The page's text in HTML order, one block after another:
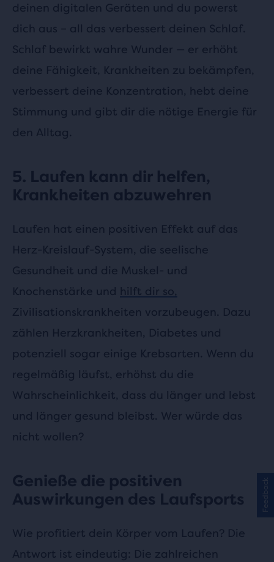
deinen digitalen Geräten und du powerst
dich aus – all das verbessert deinen Schlaf.
Schlaf bewirkt wahre Wunder — er erhöht
deine Fähigkeit, Krankheiten zu bekämpfen,
verbessert deine Konzentration, hebt deine
Stimmung und gibt dir die nötige Energie für
den Alltag.
5. Laufen kann dir helfen,
Krankheiten abzuwehren
Laufen hat einen positiven Effekt auf das
Herz-Kreislauf-System, die seelische
Gesundheit und die Muskel- und
Knochenstärke und hilft dir so,
Zivilisationskrankheiten vorzubeugen. Dazu
zählen Herzkrankheiten, Diabetes und
potenziell sogar einige Krebsarten. Wenn du
regelmäßig läufst, erhöhst du die
Wahrscheinlichkeit, dass du länger und lebst
und länger gesund bleibst. Wer würde das
nicht wollen?
Genieße die positiven
Auswirkungen des Laufsports
Wie profitiert dein Körper vom Laufen? Die
Antwort ist eindeutig: Die zahlreichen
Feedback